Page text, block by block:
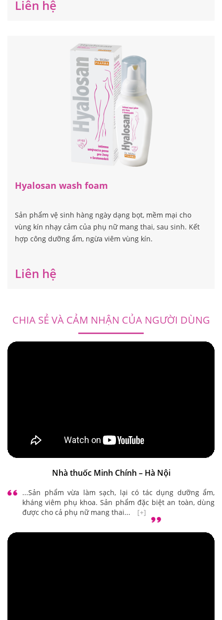
Sản phẩm vệ sinh hàng ngày dạng bọt, mềm mại cho
vùng kín nhạy cảm của phụ nữ mang thai, sau sinh. Kết
CHIA SẺ VÀ CẢM NHẬN CỦA NGƯỜI DÙNG
Nhà thuốc Minh Chính – Hà Nội
...Sản phẩm vừa làm sạch, lại có tác dụng dưỡng ẩm,
kháng viêm phụ khoa. Sản phẩm đặc biệt an toàn, dùng
được cho cả phụ nữ mang thai... [+]